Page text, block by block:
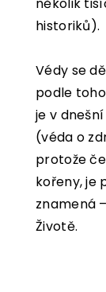
historiků).
Védy se
podle
je v
(véda o
protože
kořeny, je
znamená
Životě.